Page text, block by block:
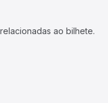
ao bilhete.